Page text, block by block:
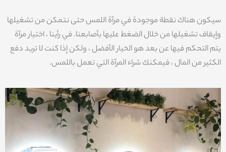
سيكون هناك نقطة موجودة في مرآة اللمس حتى نتمكن من تشغيلها
وإيقاف تشغيلها من خلال الضغط عليها بأصابعنا. في رأينا ، اختيار مرآة
يتم التحكم فيها عن بعد هو الخيار الأفضل ، ولكن إذا كنت لا تريد دفع
الكثير من المال ، فيمكنك شراء المرآة التي تعمل باللمس.